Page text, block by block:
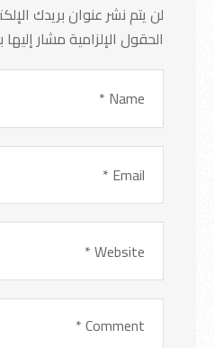
لن يتم نشر عنوان بريدك
الحقول الإلزامية مشار إليها